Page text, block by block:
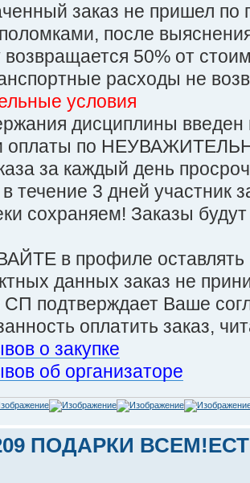
заказ не пришел
после
возвращается 50% от
расходы не
условия
дисциплины
оплаты по
за каждый день
течение 3 дней участник
сохраняем! Заказы
в профиле оставлять
данных заказ не
СП подтверждает Ваше
оплатить заказ,
о закупке
об организаторе
ПОДАРКИ